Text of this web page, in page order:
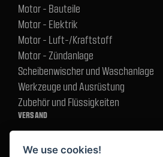
Motor - Bauteile
Motor - Elektrik
Motor - Luft-/Kraftstoff
Motor - Zündanlage
Scheibenwischer und Waschanlage
Werkzeuge und Ausrüstung
Zubehör und Flüssigkeiten
VERSAND
We use cookies!